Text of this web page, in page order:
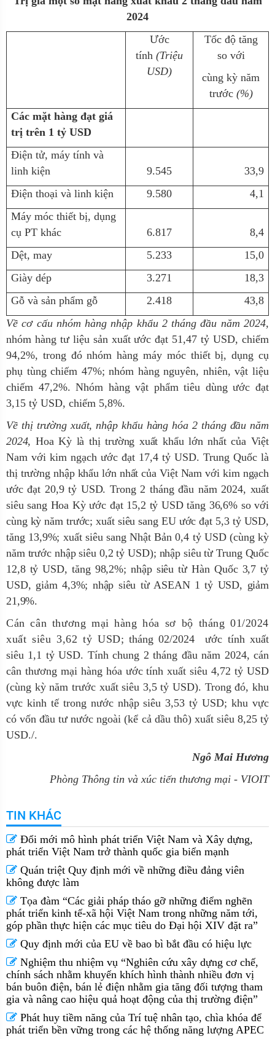
2024
Ước
tính (Triệu
USD)
Tốc độ tăng
so với
cùng kỳ năm
trước (%)
Các mặt hàng đạt giá
trị trên 1 tỷ USD
Điện tử, máy tính và
linh kiện
9.545
33,9
Điện thoại và linh kiện
9.580
4,1
Máy móc thiết bị, dụng
cụ PT khác
6.817
8,4
Dệt, may
5.233
15,0
Giày dép
3.271
18,3
Gỗ và sản phẩm gỗ
2.418
43,8
Về cơ cấu nhóm hàng nhập khẩu 2 tháng đầu năm 2024,
nhóm hàng tư liệu sản xuất ước đạt 51,47 tỷ USD, chiếm
94,2%, trong đó nhóm hàng máy móc thiết bị, dụng cụ
phụ tùng chiếm 47%; nhóm hàng nguyên, nhiên, vật liệu
chiếm 47,2%. Nhóm hàng vật phẩm tiêu dùng ước đạt
3,15 tỷ USD, chiếm 5,8%.
Về thị trường xuất, nhập khẩu hàng hóa 2 tháng đầu năm
2024, Hoa Kỳ là thị trường xuất khẩu lớn nhất của Việt
Nam với kim ngạch ước đạt 17,4 tỷ USD.Trung Quốc là
thị trường nhập khẩu lớn nhất của Việt Nam với kim ngạch
ước đạt 20,9 tỷ USD. Trong 2 tháng đầu năm 2024, xuất
siêu sang Hoa Kỳ ước đạt 15,2 tỷ USD tăng 36,6% so với
cùng kỳ năm trước; xuất siêu sang EU ước đạt 5,3 tỷ USD,
tăng 13,9%; xuất siêu sang Nhật Bản 0,4 tỷ USD (cùng kỳ
năm trước nhập siêu 0,2 tỷ USD); nhập siêu từ Trung Quốc
12,8 tỷ USD, tăng 98,2%; nhập siêu từ Hàn Quốc 3,7 tỷ
USD, giảm 4,3%; nhập siêu từ ASEAN 1 tỷ USD, giảm
21,9%.
Cán cân thương mại hàng hóa sơ bộ tháng 01/2024
xuất siêu 3,62 tỷ USD; tháng 02/2024 ước tính xuất
siêu 1,1 tỷ USD. Tính chung 2 tháng đầu năm 2024, cán
cân thương mại hàng hóa ước tính xuất siêu 4,72 tỷ USD
(cùng kỳ năm trước xuất siêu 3,5 tỷ USD). Trong đó, khu
vực kinh tế trong nước nhập siêu 3,53 tỷ USD; khu vực
có vốn đầu tư nước ngoài (kể cả dầu thô) xuất siêu 8,25 tỷ
USD./.
Ngô Mai Hương
Phòng Thông tin và xúc tiến thương mại - VIOIT
TIN KHÁC
Đổi mới mô hình phát triển Việt Nam và Xây dựng,
phát triển Việt Nam trở thành quốc gia biển mạnh
Quán triệt Quy định mới về những điều đảng viên
không được làm
Tọa đàm “Các giải pháp tháo gỡ những điểm nghẽn
phát triển kinh tế-xã hội Việt Nam trong những năm tới,
góp phần thực hiện các mục tiêu do Đại hội XIV đặt ra”
Quy định mới của EU về bao bì bắt đầu có hiệu lực
Nghiệm thu nhiệm vụ “Nghiên cứu xây dựng cơ chế,
chính sách nhằm khuyến khích hình thành nhiều đơn vị
bán buôn điện, bán lẻ điện nhằm gia tăng đối tượng tham
gia và nâng cao hiệu quả hoạt động của thị trường điện”
Phát huy tiềm năng của Trí tuệ nhân tạo, chìa khóa để
phát triển bền vững trong các hệ thống năng lượng APEC